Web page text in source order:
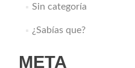
Sin categoría
¿Sabías que?
META